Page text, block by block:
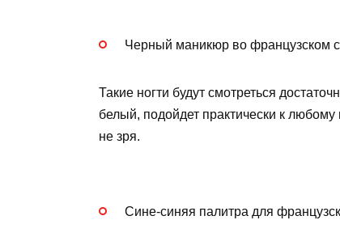
Черный маникюр во французском
Такие ногти будут смотреться
белый, подойдет практически к
не зря.
Сине-синяя палитра для